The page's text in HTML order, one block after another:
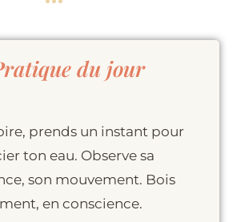
du jour
prends un instant pour
ton eau. Observe sa
son mouvement. Bois
en conscience.